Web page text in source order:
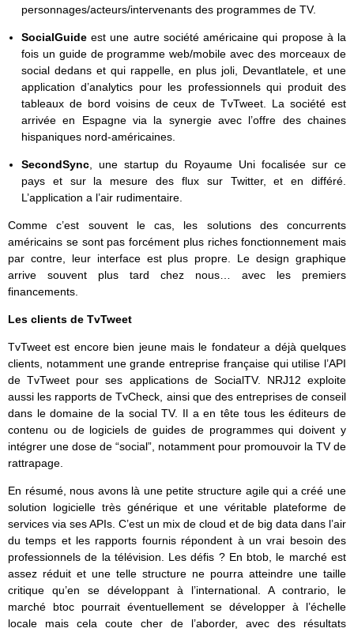
personnages/acteurs/intervenants des programmes de TV.
SocialGuideest une autre société américaine qui propose à la
fois un guide de programme web/mobile avec des morceaux de
social dedans et qui rappelle, en plus joli, Devantlatele, et une
application d’analytics pour les professionnels qui produit des
tableaux de bord voisins de ceux de TvTweet. La société est
arrivée en Espagne via la synergie avec l’offre des chaines
hispaniques nord-américaines.
SecondSync, une startup du Royaume Uni focalisée sur ce
pays et sur la mesure des flux sur Twitter, et en différé.
L’application a l’air rudimentaire.
Comme c’est souvent le cas, les solutions des concurrents
américains se sont pas forcément plus riches fonctionnement mais
par contre, leur interface est plus propre. Le design graphique
arrive souvent plus tard chez nous… avec les premiers
financements.
Les clients de TvTweet
TvTweet est encore bien jeune mais le fondateur a déjà quelques
clients, notamment une grande entreprise française qui utilise l’API
de TvTweet pour ses applications de SocialTV. NRJ12 exploite
aussi les rapports de TvCheck, ainsi que des entreprises de conseil
dans le domaine de la social TV. Il a en tête tous les éditeurs de
contenu ou de logiciels de guides de programmes qui doivent y
intégrer une dose de “social”, notamment pour promouvoir la TV de
rattrapage.
En résumé, nous avons là une petite structure agile qui a créé une
solution logicielle très générique et une véritable plateforme de
services via ses APIs. C’est un mix de cloud et de big data dans l’air
du temps et les rapports fournis répondent à un vrai besoin des
professionnels de la télévision. Les défis ? En btob, le marché est
assez réduit et une telle structure ne pourra atteindre une taille
critique qu’en se développant à l’international. A contrario, le
marché btoc pourrait éventuellement se développer à l’échelle
locale mais cela coute cher de l’aborder, avec des résultats